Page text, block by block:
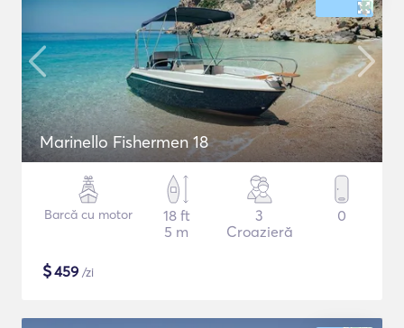
Marinello Fishermen 18
Barcă cu motor
18 ft
5 m
3
Croazieră
0
$459 /zi